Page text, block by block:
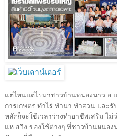
แต่ไหนแต่ไรมาชาวบ้านหนองนาว อ
การเกษตร ทำไร่ ทำนา ทำสวน และ
หลักก็จะใช้เวลาว่างทำอาชีพเสริม ไ
แห สวิง ของใช้ต่างๆ ที่ชาวบ้านหนอ